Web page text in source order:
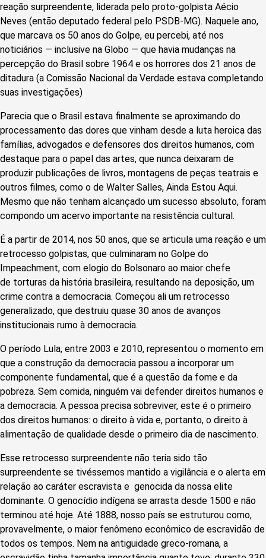
reação surpreendente, liderada pelo proto-golpista Aécio
Neves (então deputado federal pelo PSDB-MG). Naquele ano,
que marcava os 50 anos do Golpe, eu percebi, até nos
noticiários — inclusive na Globo — que havia mudanças na
percepção do Brasil sobre 1964 e os horrores dos 21 anos de
ditadura (a Comissão Nacional da Verdade estava completando
suas investigações)
Parecia que o Brasil estava finalmente se aproximando do
processamento das dores que vinham desde a luta heroica das
famílias, advogados e defensores dos direitos humanos, com
destaque para o papel das artes, que nunca deixaram de
produzir publicações de livros, montagens de peças teatrais e
outros filmes, como o de Walter Salles, Ainda Estou Aqui.
Mesmo que não tenham alcançado um sucesso absoluto, foram
compondo um acervo importante na resistência cultural.
É a partir de 2014, nos 50 anos, que se articula uma reação e um
retrocesso golpistas, que culminaram no Golpe do
Impeachment, com elogio do Bolsonaro ao maior chefe
de torturas da história brasileira, resultando na deposição, um
crime contra a democracia. Começou ali um retrocesso
generalizado, que destruiu quase 30 anos de avanços
institucionais rumo à democracia.
O período Lula, entre 2003 e 2010, representou o momento em
que a construção da democracia passou a incorporar um
componente fundamental, que é a questão da fome e da
pobreza. Sem comida, ninguém vai defender direitos humanos e
a democracia. A pessoa precisa sobreviver, este é o primeiro
dos direitos humanos: o direito à vida e, portanto, o direito à
alimentação de qualidade desde o primeiro dia de nascimento.
Esse retrocesso surpreendente não teria sido tão
surpreendente se tivéssemos mantido a vigilância e o alerta em
relação ao caráter escravista e genocida da nossa elite
dominante. O genocídio indígena se arrasta desde 1500 e não
terminou até hoje. Até 1888, nosso país se estruturou como,
provavelmente, o maior fenômeno econômico de escravidão de
todos os tempos. Nem na antiguidade greco-romana, a